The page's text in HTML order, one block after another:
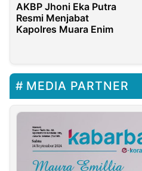
AKBP Jhoni Eka Putra
Resmi Menjabat
Kapolres Muara Enim
MEDIA PARTNER